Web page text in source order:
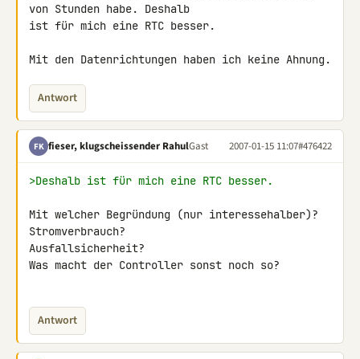
von Stunden habe. Deshalb
ist für mich eine RTC besser.
Mit den Datenrichtungen haben ich keine Ahnung.
Antwort
FK fieser, klugscheissender RahulGast 2007-01-15 11:07#476422
>Deshalb ist für mich eine RTC besser.
Mit welcher Begründung (nur interessehalber)?
Stromverbrauch?
Ausfallsicherheit?
Was macht der Controller sonst noch so?
Antwort